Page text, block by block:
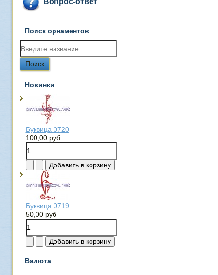
Вопрос-ответ
Поиск орнаментов
Новинки
Буквица 0720
100,00 руб
Буквица 0719
50,00 руб
Валюта